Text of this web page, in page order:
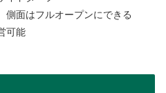
側面はフルオープンにできる
可能